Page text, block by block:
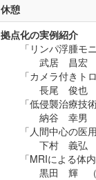
休憩
拠点化の実例紹介
「リンパ浮腫モ
武居 昌宏 （
「カメラ付きト
長尾 俊也 （
「低侵襲治療技
納谷 幸男 （
「人間中心の医
下村 義弘 （
「MRIによる体
黒田 輝 （東